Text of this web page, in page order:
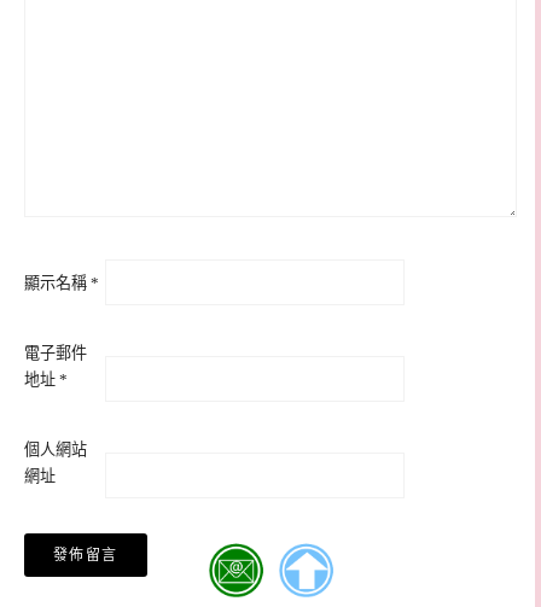
顯示名稱 *
電子郵件
地址 *
個人網站
網址